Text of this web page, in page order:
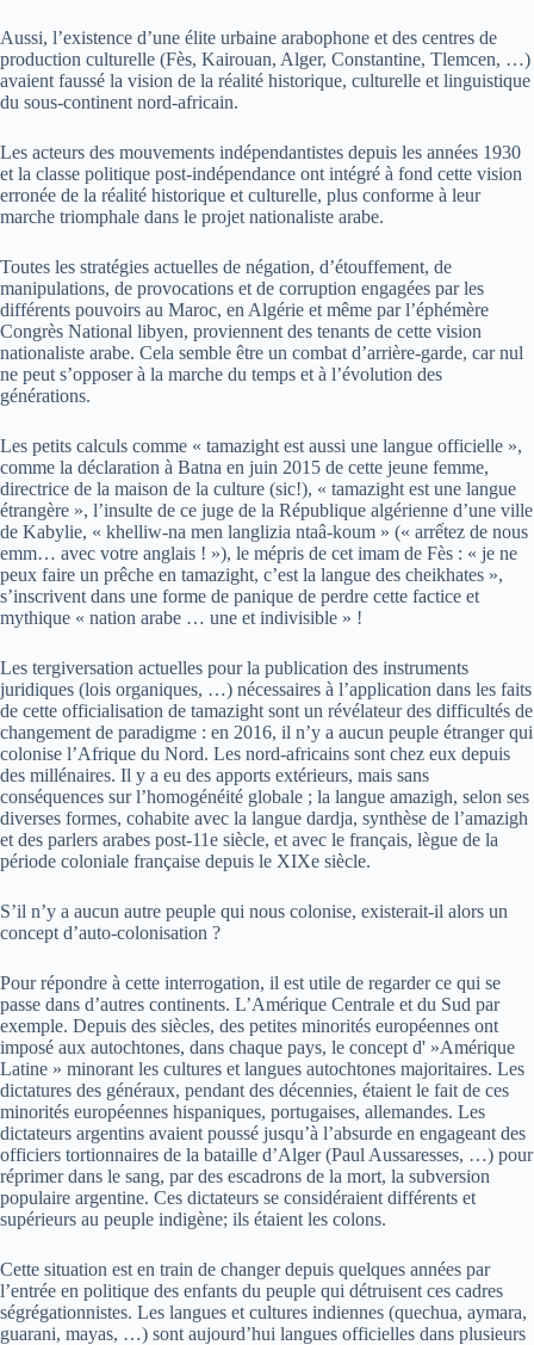
Aussi, l’existence d’une élite urbaine arabophone et des centres de
production culturelle (Fès, Kairouan, Alger, Constantine, Tlemcen, …)
avaient faussé la vision de la réalité historique, culturelle et linguistique
du sous-continent nord-africain.
Les acteurs des mouvements indépendantistes depuis les années 1930
et la classe politique post-indépendance ont intégré à fond cette vision
erronée de la réalité historique et culturelle, plus conforme à leur
marche triomphale dans le projet nationaliste arabe.
Toutes les stratégies actuelles de négation, d’étouffement, de
manipulations, de provocations et de corruption engagées par les
différents pouvoirs au Maroc, en Algérie et même par l’éphémère
Congrès National libyen, proviennent des tenants de cette vision
nationaliste arabe. Cela semble être un combat d’arrière-garde, car nul
ne peut s’opposer à la marche du temps et à l’évolution des
générations.
Les petits calculs comme « tamazight est aussi une langue officielle »,
comme la déclaration à Batna en juin 2015 de cette jeune femme,
directrice de la maison de la culture (sic!), « tamazight est une langue
étrangère », l’insulte de ce juge de la République algérienne d’une ville
de Kabylie, « khelliw-na men langlizia ntaâ-koum » (« arrếtez de nous
emm… avec votre anglais ! »), le mépris de cet imam de Fès : « je ne
peux faire un prêche en tamazight, c’est la langue des cheikhates »,
s’inscrivent dans une forme de panique de perdre cette factice et
mythique « nation arabe … une et indivisible » !
Les tergiversation actuelles pour la publication des instruments
juridiques (lois organiques, …) nécessaires à l’application dans les faits
de cette officialisation de tamazight sont un révélateur des difficultés de
changement de paradigme : en 2016, il n’y a aucun peuple étranger qui
colonise l’Afrique du Nord. Les nord-africains sont chez eux depuis
des millénaires. Il y a eu des apports extérieurs, mais sans
conséquences sur l’homogénéité globale ; la langue amazigh, selon ses
diverses formes, cohabite avec la langue dardja, synthèse de l’amazigh
et des parlers arabes post-11e siècle, et avec le français, lègue de la
période coloniale française depuis le XIXe siècle.
S’il n’y a aucun autre peuple qui nous colonise, existerait-il alors un
concept d’auto-colonisation ?
Pour répondre à cette interrogation, il est utile de regarder ce qui se
passe dans d’autres continents. L’Amérique Centrale et du Sud par
exemple. Depuis des siècles, des petites minorités européennes ont
imposé aux autochtones, dans chaque pays, le concept d' »Amérique
Latine » minorant les cultures et langues autochtones majoritaires. Les
dictatures des généraux, pendant des décennies, étaient le fait de ces
minorités européennes hispaniques, portugaises, allemandes. Les
dictateurs argentins avaient poussé jusqu’à l’absurde en engageant des
officiers tortionnaires de la bataille d’Alger (Paul Aussaresses, …) pour
réprimer dans le sang, par des escadrons de la mort, la subversion
populaire argentine. Ces dictateurs se considéraient différents et
supérieurs au peuple indigène; ils étaient les colons.
Cette situation est en train de changer depuis quelques années par
l’entrée en politique des enfants du peuple qui détruisent ces cadres
ségrégationnistes. Les langues et cultures indiennes (quechua, aymara,
guarani, mayas, …) sont aujourd’hui langues officielles dans plusieurs